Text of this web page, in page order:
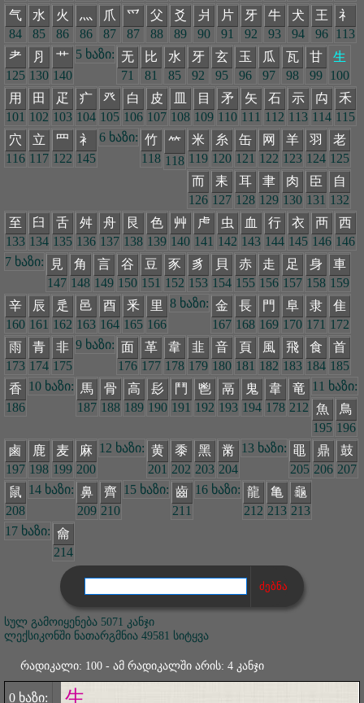
气
84
水
85
火
86
灬
86
爪
87
爫
87
父
88
爻
89
爿
90
片
91
牙
92
牛
93
犬
94
王
96
礻
113
耂
125
⺼
130
艹
140
5 ხაზი: 无
71
比
81
水
85
牙
92
玄
95
玉
96
瓜
97
瓦
98
甘
99
生
100
用
101
田
102
疋
103
疒
104
癶
105
白
106
皮
107
皿
108
目
109
矛
110
矢
111
石
112
示
113
禸
114
禾
115
穴
116
立
117
罒
122
衤
145
6 ხაზი: 竹
118
𥫗
118
米
119
糸
120
缶
121
网
122
羊
123
羽
124
老
125
而
126
耒
127
耳
128
聿
129
肉
130
臣
131
自
132
至
133
臼
134
舌
135
舛
136
舟
137
艮
138
色
139
艸
140
虍
141
虫
142
血
143
行
144
衣
145
襾
146
西
146
7 ხაზი:
見
147
角
148
言
149
谷
150
豆
151
豕
152
豸
153
貝
154
赤
155
走
156
足
157
身
158
車
159
辛
160
辰
161
辵
162
邑
163
酉
164
釆
165
里
166
8 ხაზი: 金
167
長
168
門
169
阜
170
隶
171
隹
172
雨
173
青
174
非
175
9 ხაზი: 面
176
革
177
韋
178
韭
179
音
180
頁
181
風
182
飛
183
食
184
首
185
香
186
10 ხაზი: 馬
187
骨
188
高
189
髟
190
鬥
191
鬯
192
鬲
193
鬼
194
韋
178
竜
212
11 ხაზი:
魚
195
鳥
196
鹵
197
鹿
198
麦
199
麻
200
12 ხაზი: 黄
201
黍
202
黑
203
黹
204
13 ხაზი: 黽
205
鼎
206
鼓
207
鼠
208
14 ხაზი: 鼻
209
齊
210
15 ხაზი: 齒
211
16 ხაზი: 龍
212
亀
213
龜
213
17 ხაზი: 龠
214
სულ გამოიყენება 5071 კანჯი
ლექსიკონში ნათარგმნია 49581 სიტყვა
რადიკალი: 100 - ამ რადიკალში არის: 4 კანჯი
0 ხაზი: 生